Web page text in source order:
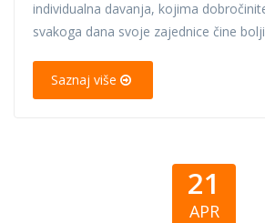
individualna davanja, kojima
svakoga dana svoje zajednice čine
Saznaj više
21
APR